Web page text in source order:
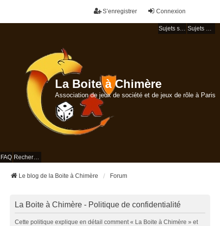
Connexion
S’enregistrer
Sujets sans réponse Sujets actifs
La Boite à Chimère
Association de jeux de société et de jeux de rôle à Paris
FAQ Rechercher
Le blog de la Boite à Chimère Forum
La Boite à Chimère - Politique de confidentialité
Cette politique explique en détail comment « La Boite à Chimère » et